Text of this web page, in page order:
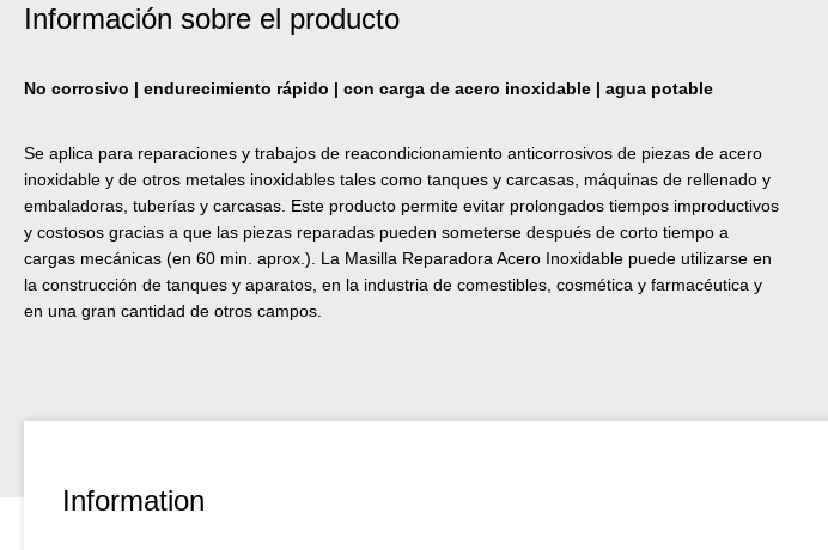
Información sobre el producto
No corrosivo | endurecimiento rápido | con carga de acero inoxidable | agua potable
Se aplica para reparaciones y trabajos de reacondicionamiento anticorrosivos de piezas de acero
inoxidable y de otros metales inoxidables tales como tanques y carcasas, máquinas de rellenado y
embaladoras, tuberías y carcasas. Este producto permite evitar prolongados tiempos improductivos
y costosos gracias a que las piezas reparadas pueden someterse después de corto tiempo a
cargas mecánicas (en 60 min. aprox.). La Masilla Reparadora Acero Inoxidable puede utilizarse en
la construcción de tanques y aparatos, en la industria de comestibles, cosmética y farmacéutica y
en una gran cantidad de otros campos.
Information